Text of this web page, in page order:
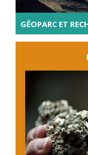
GÉOPARC ET